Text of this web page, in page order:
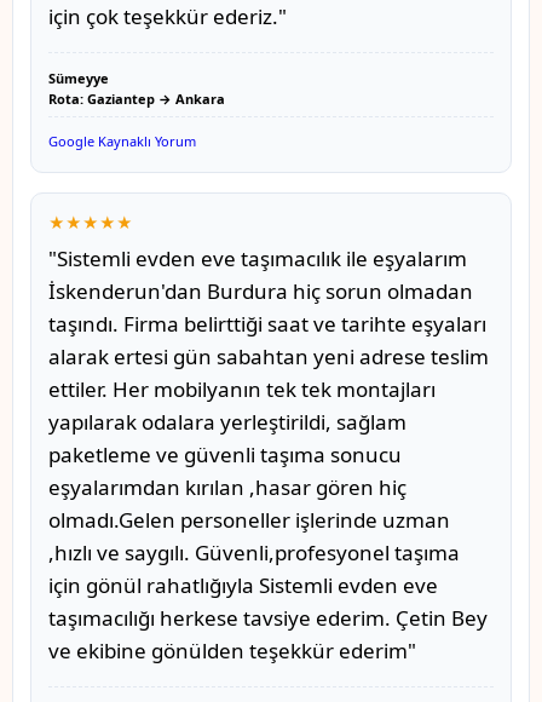
için çok teşekkür ederiz."
Sümeyye
Rota: Gaziantep → Ankara
Google Kaynaklı Yorum
★★★★★
"Sistemli evden eve taşımacılık ile eşyalarım
İskenderun'dan Burdura hiç sorun olmadan
taşındı. Firma belirttiği saat ve tarihte eşyaları
alarak ertesi gün sabahtan yeni adrese teslim
ettiler. Her mobilyanın tek tek montajları
yapılarak odalara yerleştirildi, sağlam
paketleme ve güvenli taşıma sonucu
eşyalarımdan kırılan ,hasar gören hiç
olmadı.Gelen personeller işlerinde uzman
,hızlı ve saygılı. Güvenli,profesyonel taşıma
için gönül rahatlığıyla Sistemli evden eve
taşımacılığı herkese tavsiye ederim. Çetin Bey
ve ekibine gönülden teşekkür ederim"